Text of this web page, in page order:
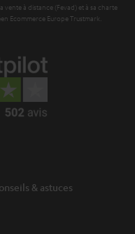
vente à distance (Fevad) et à sa charte
Ecommerce Europe Trustmark.
& astuces